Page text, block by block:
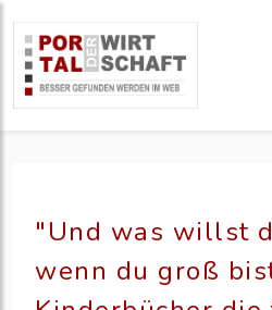
"Und was willst
wenn du groß